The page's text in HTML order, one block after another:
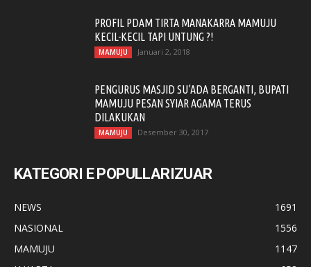
PROFIL PDAM TIRTA MANAKARRA MAMUJU
KECIL-KECIL TAPI UNTUNG ?!
MAMUJU Januari 2, 2018
PENGURUS MASJID SU’ADA BERGANTI, BUPATI
MAMUJU PESAN SYIAR AGAMA TERUS
DILAKUKAN
MAMUJU Desember 30, 2017
KATEGORI E POPULLARIZUAR
NEWS
1691
NASIONAL
1556
MAMUJU
1147